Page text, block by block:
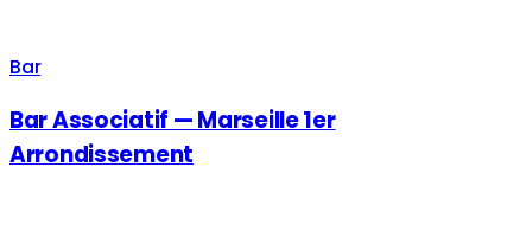
Bar
Bar Associatif — Marseille 1er
Arrondissement